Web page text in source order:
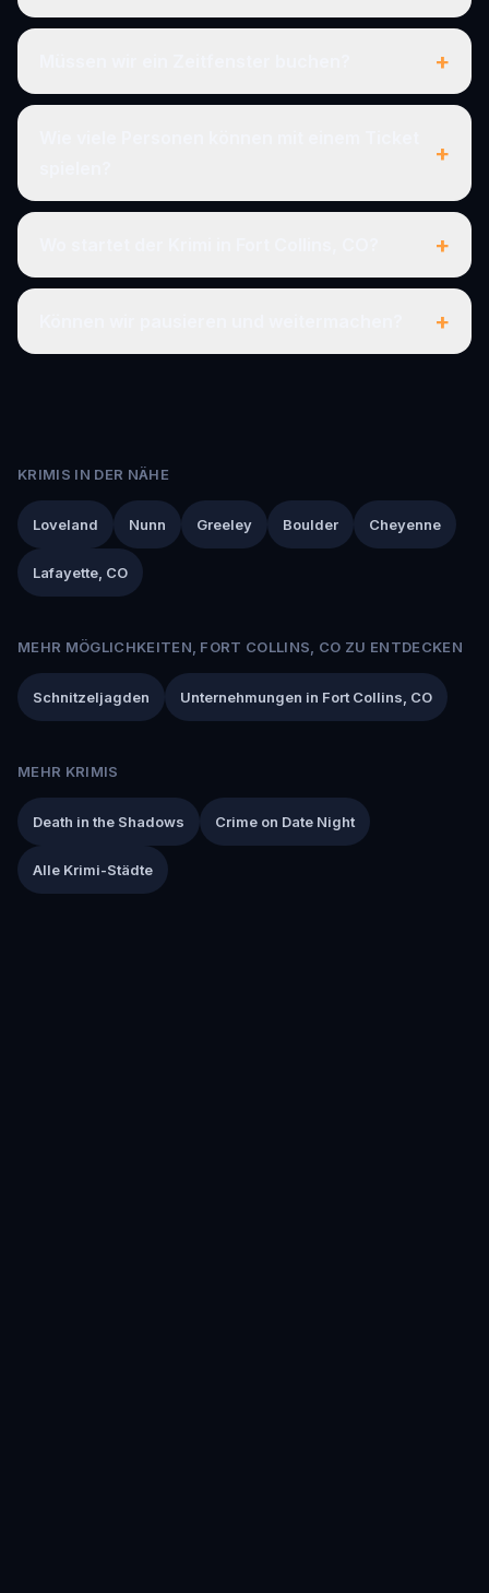
+
+
+
+
KRIMIS IN DER NÄHE
Loveland Nunn Greeley Boulder Cheyenne
Lafayette, CO
MEHR MÖGLICHKEITEN, FORT COLLINS, CO ZU ENTDECKEN
Schnitzeljagden Unternehmungen in Fort Collins, CO
MEHR KRIMIS
Death in the Shadows Crime on Date Night
Alle Krimi-Städte